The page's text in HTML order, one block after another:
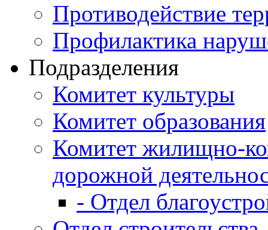
Противодействие
Профилактика
Подразделения
Комитет культуры
Комитет образования
Комитет жилищно-
дорожной
- Отдел